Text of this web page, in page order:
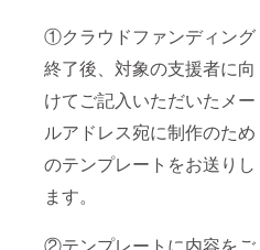
①クラウドファンディング
終了後、対象の支援者に向
けてご記入いただいたメー
ルアドレス宛に制作のため
のテンプレートをお送りし
ます。
②テンプレートに内容をご